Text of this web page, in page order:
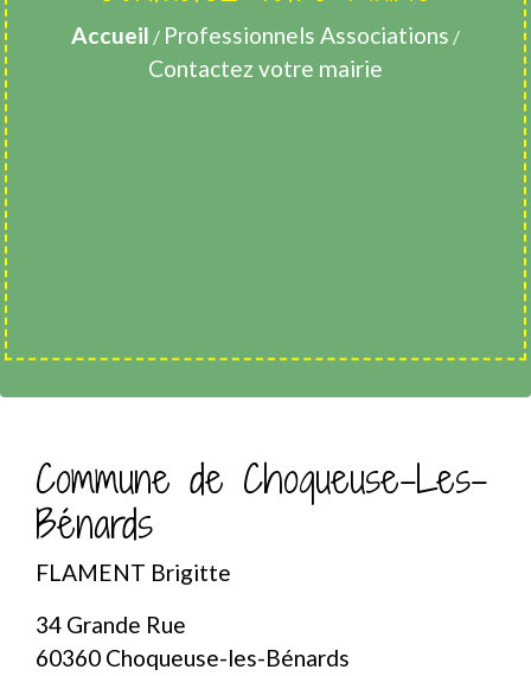
Accueil / Professionnels Associations /
Contactez votre mairie
Commune de Choqueuse-Les-
Bénards
FLAMENT Brigitte
34 Grande Rue
60360 Choqueuse-les-Bénards